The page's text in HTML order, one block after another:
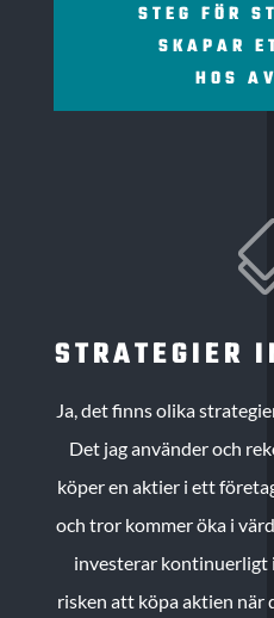
STEG FÖR
SKAPAR
HOS
STRATEGIER
Ja, det finns olika
Det jag använder och
köper en aktier i ett
och tror kommer öka i
investerar kontinuerligt
risken att köpa aktien när